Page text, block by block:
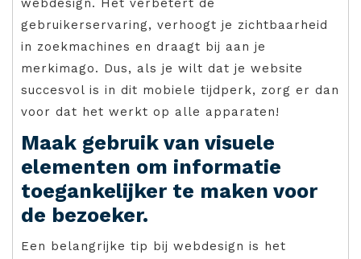
webdesign. Het verbetert de
gebruikerservaring, verhoogt je zichtbaarheid
in zoekmachines en draagt bij aan je
merkimago. Dus, als je wilt dat je website
succesvol is in dit mobiele tijdperk, zorg er dan
voor dat het werkt op alle apparaten!
Maak gebruik van visuele
elementen om informatie
toegankelijker te maken voor
de bezoeker.
Een belangrijke tip bij webdesign is het